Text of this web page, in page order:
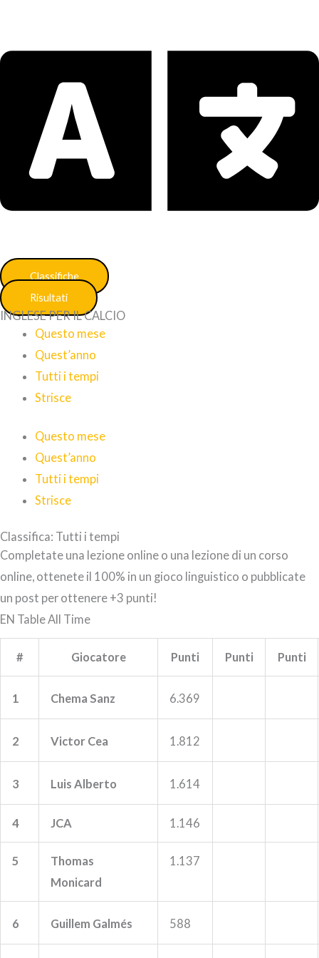
Classifiche
Risultati
INGLESE PER IL CALCIO
Questo mese
Quest’anno
Tutti i tempi
Strisce
Questo mese
Quest’anno
Tutti i tempi
Strisce
Classifica: Tutti i tempi
Completate una lezione online o una lezione di un corso
online, ottenete il 100% in un gioco linguistico o pubblicate
un post per ottenere +3 punti!
EN Table All Time
# Giocatore Punti Punti Punti
1 Chema Sanz 6.369
2 Victor Cea 1.812
3 Luis Alberto 1.614
4 JCA 1.146
5
Thomas
Monicard
1.137
6 Guillem Galmés 588